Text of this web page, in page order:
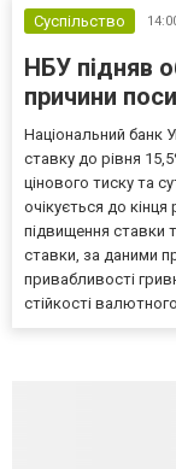
Суспільство
НБУ підняв
причини
Національний банк
ставку до рівня
цінового тиску та
очікується до
підвищення ставки
ставки, за даними
привабливості
стійкості